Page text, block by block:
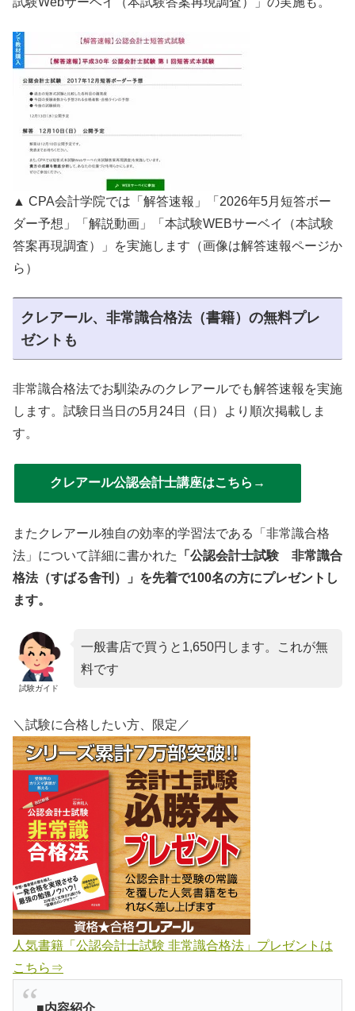
▲ CPA会計学院では「解答速報」「2026年5月短答ボー
ダー予想」「解説動画」「本試験WEBサーベイ（本試験
答案再現調査）」を実施します（画像は解答速報ページか
ら）
クレアール、非常識合格法（書籍）の無料プレ
ゼントも
非常識合格法でお馴染みのクレアールでも解答速報を実施
します。試験日当日の5月24日（日）より順次掲載しま
す。
クレアール公認会計士講座はこちら→
またクレアール独自の効率的学習法である「非常識合格
法」について詳細に書かれた
「公認会計士試験 非常識合
格法（すばる舎刊）」を先着で100名の方にプレゼントし
ます。
試験ガイド
一般書店で買うと1,650円します。これが無
料です
＼試験に合格したい方、限定／
人気書籍「公認会計士試験 非常識合格法」プレゼントは
こちら⇒